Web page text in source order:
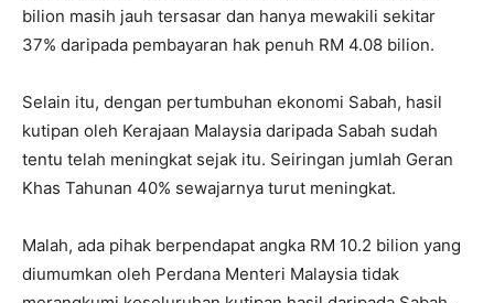
bilion masih jauh tersasar dan hanya mewakili sekitar
37% daripada pembayaran hak penuh RM 4.08 bilion.
Selain itu, dengan pertumbuhan ekonomi Sabah, hasil
kutipan oleh Kerajaan Malaysia daripada Sabah sudah
tentu telah meningkat sejak itu. Seiringan jumlah Geran
Khas Tahunan 40% sewajarnya turut meningkat.
Malah, ada pihak berpendapat angka RM 10.2 bilion yang
diumumkan oleh Perdana Menteri Malaysia tidak